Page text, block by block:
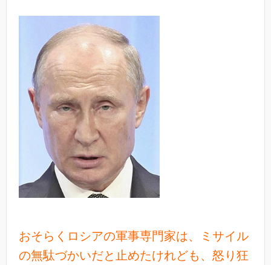
おそらくロシアの軍事専門家は、ミサイル
の無駄づかいだと止めたけれども、怒り狂